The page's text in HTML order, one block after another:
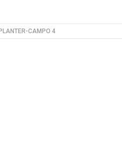
CAMPO 4